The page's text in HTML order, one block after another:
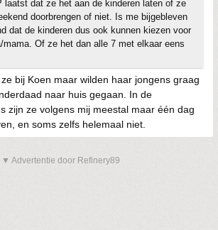
laatst dat ze het aan de kinderen laten of ze
doorbrengen of niet. Is me bijgebleven
dat de kinderen dus ook kunnen kiezen voor
mama. Of ze het dan alle 7 met elkaar eens
bij Koen maar wilden haar jongens graag
naar huis gegaan. In de
zijn ze volgens mij meestal maar één dag
en soms zelfs helemaal niet.
▼ Advertentie door Refinery89